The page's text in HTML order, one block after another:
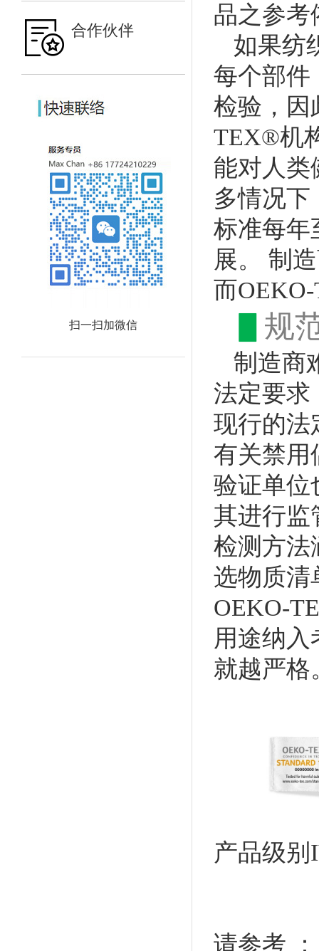
合作伙伴
扫一扫加微信
品之参考
如果纺
每个部件
检验，因
TEX®机
能对人类
多情况下
标准每年
展。 制
而
规
制造商
法定要求
现行的法
有关禁用
验证单位
其进行监
检测方法
选物质清
OEKO-
用途纳
就越严格
产品级
请参考 ：